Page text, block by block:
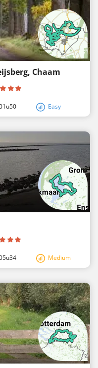
Chaam
Easy
Medium